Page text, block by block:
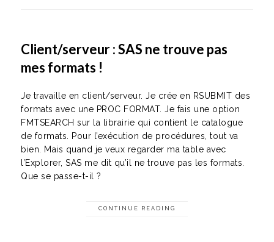
Client/serveur : SAS ne trouve pas
mes formats !
Je travaille en client/serveur. Je crée en RSUBMIT des
formats avec une PROC FORMAT. Je fais une option
FMTSEARCH sur la librairie qui contient le catalogue
de formats. Pour l’exécution de procédures, tout va
bien. Mais quand je veux regarder ma table avec
l’Explorer, SAS me dit qu’il ne trouve pas les formats.
Que se passe-t-il ?
CONTINUE READING